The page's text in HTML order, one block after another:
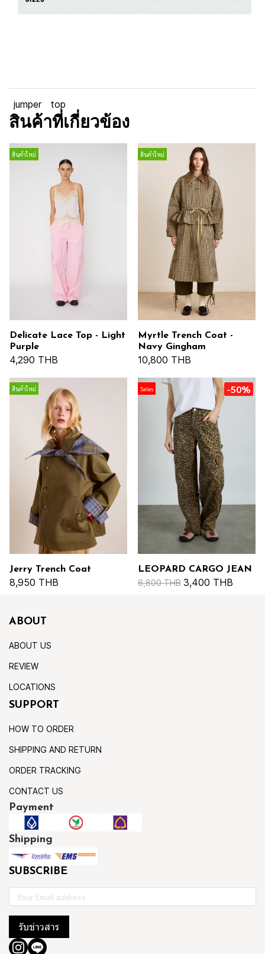
jumper top
สินค้าที่เกี่ยวข้อง
สินค้าใหม่
Delicate Lace Top - Light
Purple
4,290 THB
สินค้าใหม่
Myrtle Trench Coat -
Navy Gingham
10,800 THB
สินค้าใหม่
Jerry Trench Coat
8,950 THB
Sales -50%
LEOPARD CARGO JEAN
6,800 THB 3,400 THB
ABOUT
ABOUT US
REVIEW
LOCATIONS
SUPPORT
HOW TO ORDER
SHIPPING AND RETURN
ORDER TRACKING
CONTACT US
Payment
Shipping
SUBSCRIBE
รับข่าวสาร